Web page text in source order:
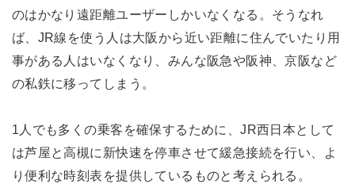
のはかなり遠距離ユーザーしかいなくなる。そうなれ
ば、JR線を使う人は大阪から近い距離に住んでいたり用
事がある人はいなくなり、みんな阪急や阪神、京阪など
の私鉄に移ってしまう。
1人でも多くの乗客を確保するために、JR西日本として
は芦屋と高槻に新快速を停車させて緩急接続を行い、よ
り便利な時刻表を提供しているものと考えられる。